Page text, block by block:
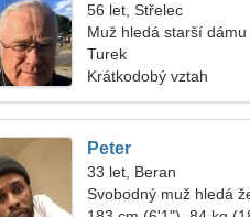
56 let, Střelec
Muž hledá starší dámu
Turek
Krátkodobý vztah
Peter
33 let, Beran
Svobodný muž hledá